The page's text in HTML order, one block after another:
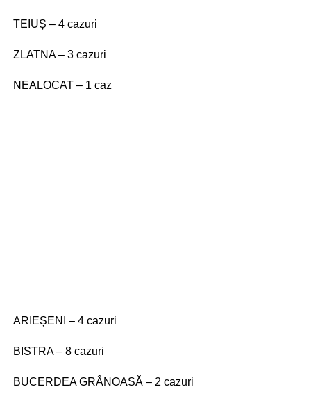
TEIUȘ – 4 cazuri
ZLATNA – 3 cazuri
NEALOCAT – 1 caz
ARIEȘENI – 4 cazuri
BISTRA – 8 cazuri
BUCERDEA GRÂNOASĂ – 2 cazuri